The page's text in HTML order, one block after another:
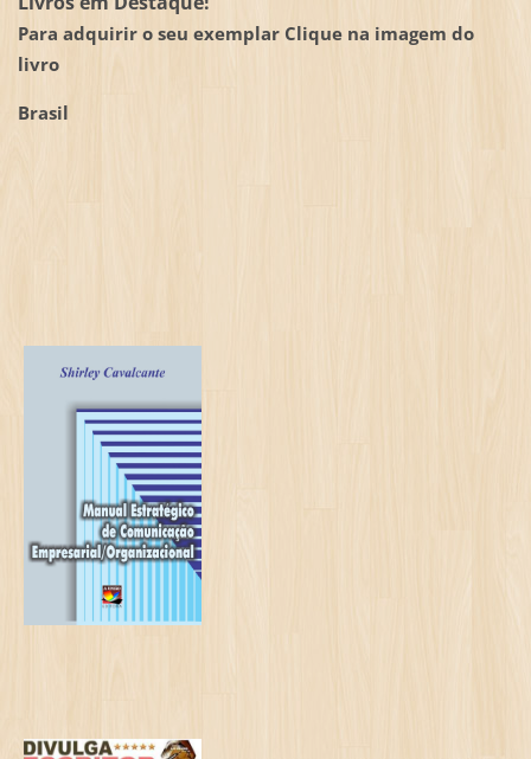
Para adquirir o seu exemplar Clique na imagem do
livro
Brasil